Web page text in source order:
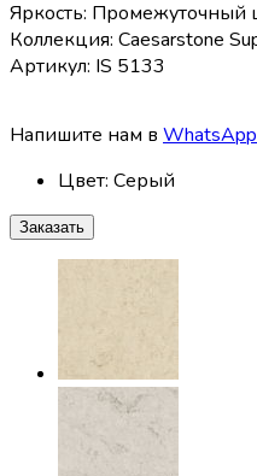
Яркость: Промежуточный
Коллекция: Caesarstone
Артикул: IS 5133
Напишите нам в WhatsApp
Цвет: Серый
Заказать